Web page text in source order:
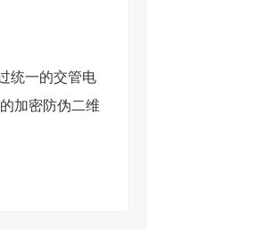
统一的交管电
加密防伪二维